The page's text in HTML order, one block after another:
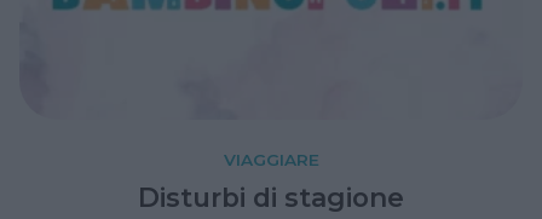
VIAGGIARE
Disturbi di stagione